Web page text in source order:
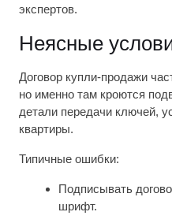
экспертов.
Неясные
Договор купли-продажи
но именно там кроются
детали передачи ключей,
квартиры.
Типичные ошибки:
Подписывать
шрифт.